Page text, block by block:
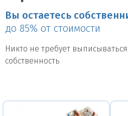
Вы остаетесь
до 85% от стоимости
Никто не требует
собственность